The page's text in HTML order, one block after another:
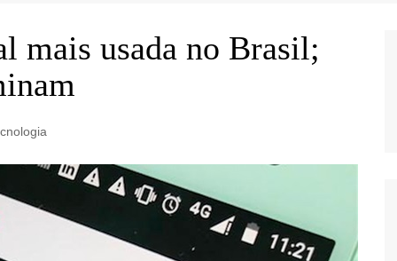
mais usada no Brasil;